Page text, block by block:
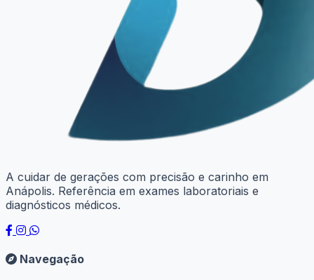
A cuidar de gerações com precisão e carinho em
Anápolis. Referência em exames laboratoriais e
diagnósticos médicos.
Navegação